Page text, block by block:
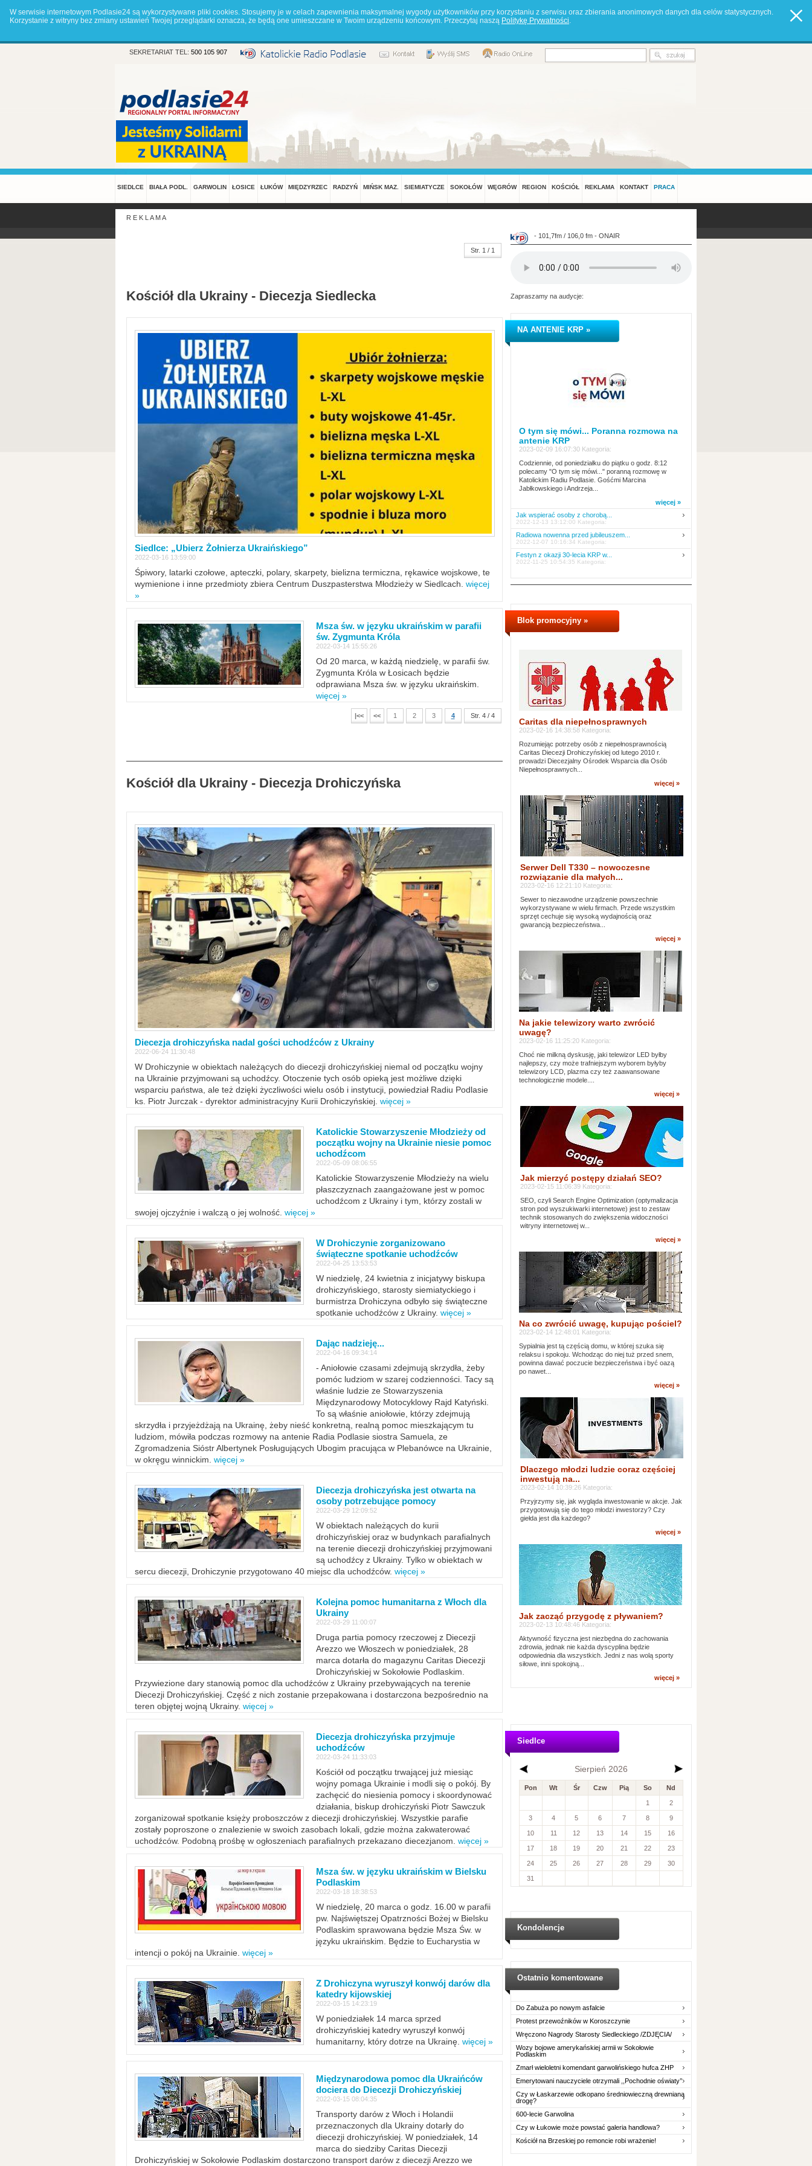
W serwisie internetowym Podlasie24 są wykorzystywane pliki cookies. Stosujemy je w celach zapewnienia maksymalnej wygody użytkowników przy korzystaniu z serwisu oraz zbierania anonimowych danych dla celów statystycznych.
Korzystanie z witryny bez zmiany ustawień Twojej przeglądarki oznacza, że będą one umieszczane w Twoim urządzeniu końcowym. Przeczytaj naszą Politykę Prywatności.
SEKRETARIAT TEL: 500 105 907
SIEDLCE BIAŁA PODL. GARWOLIN ŁOSICE ŁUKÓW MIĘDZYRZEC RADZYŃ MIŃSK MAZ. SIEMIATYCZE SOKOŁÓW WĘGRÓW REGION KOŚCIÓŁ REKLAMA KONTAKT PRACA
R E K L A M A
Str. 1 / 1
Kościół dla Ukrainy - Diecezja Siedlecka
Siedlce: „Ubierz Żołnierza Ukraińskiego”
2022-03-16 13:59:00
Śpiwory, latarki czołowe, apteczki, polary, skarpety, bielizna termiczna, rękawice wojskowe, te
wymienione i inne przedmioty zbiera Centrum Duszpasterstwa Młodzieży w Siedlcach. więcej
»
Msza św. w języku ukraińskim w parafii
św. Zygmunta Króla
2022-03-14 15:55:26
Od 20 marca, w każdą niedzielę, w parafii św.
Zygmunta Króla w Łosicach będzie
odprawiana Msza św. w języku ukraińskim.
więcej »
|<< << 1 2 3 4 Str. 4 / 4
Kościół dla Ukrainy - Diecezja Drohiczyńska
Diecezja drohiczyńska nadal gości uchodźców z Ukrainy
2022-06-24 11:30:48
W Drohiczynie w obiektach należących do diecezji drohiczyńskiej niemal od początku wojny
na Ukrainie przyjmowani są uchodźcy. Otoczenie tych osób opieką jest możliwe dzięki
wsparciu państwa, ale też dzięki życzliwości wielu osób i instytucji, powiedział Radiu Podlasie
ks. Piotr Jurczak - dyrektor administracyjny Kurii Drohiczyńskiej. więcej »
Katolickie Stowarzyszenie Młodzieży od
początku wojny na Ukrainie niesie pomoc
uchodźcom
2022-05-09 08:06:55
Katolickie Stowarzyszenie Młodzieży na wielu
płaszczyznach zaangażowane jest w pomoc
uchodźcom z Ukrainy i tym, którzy zostali w
swojej ojczyźnie i walczą o jej wolność. więcej »
W Drohiczynie zorganizowano
świąteczne spotkanie uchodźców
2022-04-25 13:53:53
W niedzielę, 24 kwietnia z inicjatywy biskupa
drohiczyńskiego, starosty siemiatyckiego i
burmistrza Drohiczyna odbyło się świąteczne
spotkanie uchodźców z Ukrainy. więcej »
Dając nadzieję...
2022-04-16 09:34:14
- Aniołowie czasami zdejmują skrzydła, żeby
pomóc ludziom w szarej codzienności. Tacy są
właśnie ludzie ze Stowarzyszenia
Międzynarodowy Motocyklowy Rajd Katyński.
To są właśnie aniołowie, którzy zdejmują
skrzydła i przyjeżdżają na Ukrainę, żeby nieść konkretną, realną pomoc mieszkającym tu
ludziom, mówiła podczas rozmowy na antenie Radia Podlasie siostra Samuela, ze
Zgromadzenia Sióstr Albertynek Posługujących Ubogim pracująca w Plebanówce na Ukrainie,
w okręgu winnickim. więcej »
Diecezja drohiczyńska jest otwarta na
osoby potrzebujące pomocy
2022-03-29 12:09:52
W obiektach należących do kurii
drohiczyńskiej oraz w budynkach parafialnych
na terenie diecezji drohiczyńskiej przyjmowani
są uchodźcy z Ukrainy. Tylko w obiektach w
sercu diecezji, Drohiczynie przygotowano 40 miejsc dla uchodźców. więcej »
Kolejna pomoc humanitarna z Włoch dla
Ukrainy
2022-03-29 11:00:07
Druga partia pomocy rzeczowej z Diecezji
Arezzo we Włoszech w poniedziałek, 28
marca dotarła do magazynu Caritas Diecezji
Drohiczyńskiej w Sokołowie Podlaskim.
Przywiezione dary stanowią pomoc dla uchodźców z Ukrainy przebywających na terenie
Diecezji Drohiczyńskiej. Część z nich zostanie przepakowana i dostarczona bezpośrednio na
teren objętej wojną Ukrainy. więcej »
Diecezja drohiczyńska przyjmuje
uchodźców
2022-03-24 11:33:03
Kościół od początku trwającej już miesiąc
wojny pomaga Ukrainie i modli się o pokój. By
zachęcić do niesienia pomocy i skoordynować
działania, biskup drohiczyński Piotr Sawczuk
zorganizował spotkanie księży proboszczów z diecezji drohiczyńskiej. Wszystkie parafie
zostały poproszone o znalezienie w swoich zasobach lokali, gdzie można zakwaterować
uchodźców. Podobną prośbę w ogłoszeniach parafialnych przekazano diecezjanom. więcej »
Msza św. w języku ukraińskim w Bielsku
Podlaskim
2022-03-18 18:38:53
W niedzielę, 20 marca o godz. 16.00 w parafii
pw. Najświętszej Opatrzności Bożej w Bielsku
Podlaskim sprawowana będzie Msza Św. w
języku ukraińskim. Będzie to Eucharystia w
intencji o pokój na Ukrainie. więcej »
Z Drohiczyna wyruszył konwój darów dla
katedry kijowskiej
2022-03-15 14:23:19
W poniedziałek 14 marca sprzed
drohiczyńskiej katedry wyruszył konwój
humanitarny, który dotrze na Ukrainę. więcej »
Międzynarodowa pomoc dla Ukraińców
dociera do Diecezji Drohiczyńskiej
2022-03-15 08:04:35
Transporty darów z Włoch i Holandii
przeznaczonych dla Ukrainy dotarły do
diecezji drohiczyńskiej. W poniedziałek, 14
marca do siedziby Caritas Diecezji
Drohiczyńskiej w Sokołowie Podlaskim dostarczono transport darów z diecezji Arezzo we
- 101,7fm / 106,0 fm - ONAIR
Zapraszamy na audycje:
NA ANTENIE KRP »
O tym się mówi... Poranna rozmowa na
antenie KRP
2023-02-09 16:07:30 Kategoria:
Codziennie, od poniedziałku do piątku o godz. 8:12
polecamy "O tym się mówi..." poranną rozmowę w
Katolickim Radiu Podlasie. Gośćmi Marcina
Jabłkowskiego i Andrzeja...
więcej »
Jak wspierać osoby z chorobą...
2022-12-13 13:12:00 Kategoria:
Radiowa nowenna przed jubileuszem...
2022-12-07 10:16:34 Kategoria:
Festyn z okazji 30-lecia KRP w...
2022-11-25 10:54:35 Kategoria:
Blok promocyjny »
Caritas dla niepełnosprawnych
2023-02-16 14:38:58 Kategoria:
Rozumiejąc potrzeby osób z niepełnosprawnością
Caritas Diecezji Drohiczyńskiej od lutego 2010 r.
prowadzi Diecezjalny Ośrodek Wsparcia dla Osób
Niepełnosprawnych...
więcej »
Serwer Dell T330 – nowoczesne
rozwiązanie dla małych...
2023-02-16 12:21:10 Kategoria:
Sewer to niezawodne urządzenie powszechnie
wykorzystywane w wielu firmach. Przede wszystkim
sprzęt cechuje się wysoką wydajnością oraz
gwarancją bezpieczeństwa...
więcej »
Na jakie telewizory warto zwrócić
uwagę?
2023-02-16 11:25:20 Kategoria:
Choć nie milkną dyskusję, jaki telewizor LED byłby
najlepszy, czy może trafniejszym wyborem byłyby
telewizory LCD, plazma czy też zaawansowane
technologicznie modele....
więcej »
Jak mierzyć postępy działań SEO?
2023-02-15 11:06:39 Kategoria:
SEO, czyli Search Engine Optimization (optymalizacja
stron pod wyszukiwarki internetowe) jest to zestaw
technik stosowanych do zwiększenia widoczności
witryny internetowej w...
więcej »
Na co zwrócić uwagę, kupując pościel?
2023-02-14 12:48:01 Kategoria:
Sypialnia jest tą częścią domu, w której szuka się
relaksu i spokoju. Wchodząc do niej tuż przed snem,
powinna dawać poczucie bezpieczeństwa i być oazą
po nawet...
więcej »
Dlaczego młodzi ludzie coraz częściej
inwestują na...
2023-02-14 10:39:26 Kategoria:
Przyjrzymy się, jak wygląda inwestowanie w akcje. Jak
przygotowują się do tego młodzi inwestorzy? Czy
giełda jest dla każdego?
więcej »
Jak zacząć przygodę z pływaniem?
2023-02-13 10:48:46 Kategoria:
Aktywność fizyczna jest niezbędna do zachowania
zdrowia, jednak nie każda dyscyplina będzie
odpowiednia dla wszystkich. Jedni z nas wolą sporty
siłowe, inni spokojną...
więcej »
Siedlce
Sierpień 2026
Pon Wt Śr Czw Pią So Nd
1 2
3 4 5 6 7 8 9
10 11 12 13 14 15 16
17 18 19 20 21 22 23
24 25 26 27 28 29 30
31
Kondolencje
Ostatnio komentowane
Do Zabuża po nowym asfalcie
Protest przewoźników w Koroszczynie
Wręczono Nagrody Starosty Siedleckiego /ZDJĘCIA/
Wozy bojowe amerykańskiej armii w Sokołowie
Podlaskim
Zmarł wieloletni komendant garwolińskiego hufca ZHP
Emerytowani nauczyciele otrzymali ,,Pochodnie oświaty’’
Czy w Łaskarzewie odkopano średniowieczną drewnianą
drogę?
600-lecie Garwolina
Czy w Łukowie może powstać galeria handlowa?
Kościół na Brzeskiej po remoncie robi wrażenie!